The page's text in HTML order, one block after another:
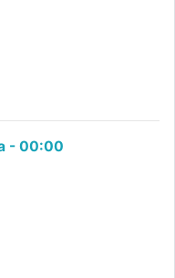
- 00:00